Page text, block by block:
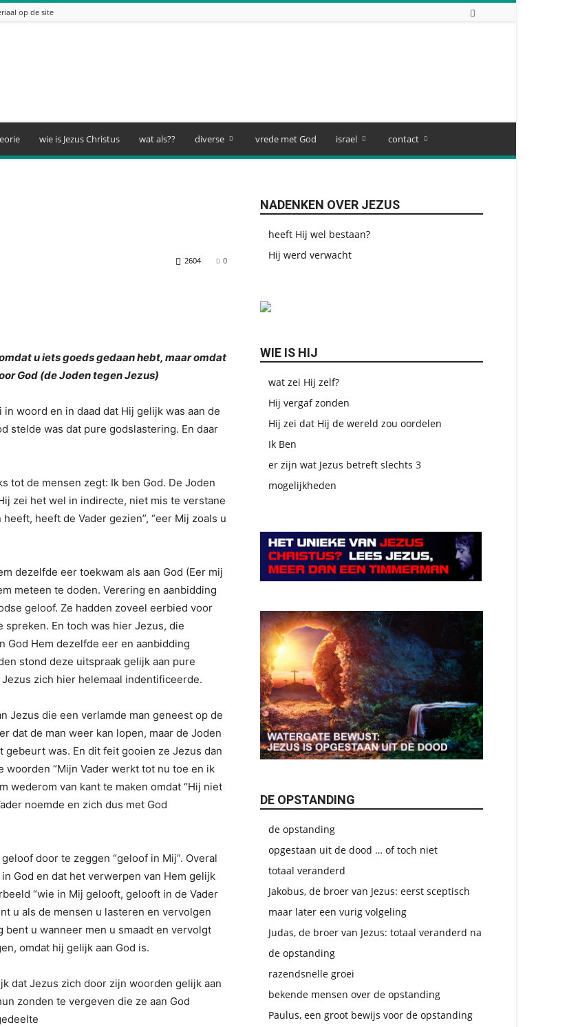
op de site
wie is Jezus Christus wat als?? diverse vrede met God israel contact
0
2604
u iets goeds gedaan hebt, maar omdat
God (de Joden tegen Jezus)
woord en in daad dat Hij gelijk was aan de
stelde was dat pure godslastering. En daar
tot de mensen zegt: Ik ben God. De Joden
zei het wel in indirecte, niet mis te verstane
heeft de Vader gezien”, “eer Mij zoals u
dezelfde eer toekwam als aan God (Eer mij
meteen te doden. Verering en aanbidding
geloof. Ze hadden zoveel eerbied voor
En toch was hier Jezus, die
God Hem dezelfde eer en aanbidding
stond deze uitspraak gelijk aan pure
zich hier helemaal indentificeerde.
Jezus die een verlamde man geneest op de
dat de man weer kan lopen, maar de Joden
was. En dit feit gooien ze Jezus dan
“Mijn Vader werkt tot nu toe en ik
wederom van kant te maken omdat “Hij niet
noemde en zich dus met God
door te zeggen “geloof in Mij”. Overal
God en dat het verwerpen van Hem gelijk
“wie in Mij gelooft, gelooft in de Vader
u als de mensen u lasteren en vervolgen
bent u wanneer men u smaadt en vervolgt
omdat hij gelijk aan God is.
dat Jezus zich door zijn woorden gelijk aan
zonden te vergeven die ze aan God
NADENKEN OVER JEZUS
heeft Hij wel bestaan?
Hij werd verwacht
WIE IS HIJ
wat zei Hij zelf?
Hij vergaf zonden
Hij zei dat Hij de wereld zou oordelen
Ik Ben
er zijn wat Jezus betreft slechts 3
mogelijkheden
DE OPSTANDING
de opstanding
opgestaan uit de dood … of toch niet
totaal veranderd
Jakobus, de broer van Jezus: eerst sceptisch
maar later een vurig volgeling
Judas, de broer van Jezus: totaal veranderd na
de opstanding
razendsnelle groei
bekende mensen over de opstanding
Paulus, een groot bewijs voor de opstanding